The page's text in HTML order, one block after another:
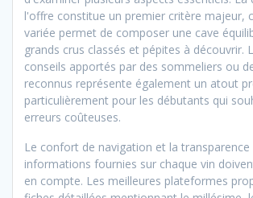
l'offre constitue un premier critère majeur,
variée permet de composer une cave
grands crus classés et pépites à découvrir.
conseils apportés par des sommeliers ou
reconnus représente également un atout
particulièrement pour les débutants qui
erreurs coûteuses.
Le confort de navigation et la transparence
informations fournies sur chaque vin
en compte. Les meilleures plateformes